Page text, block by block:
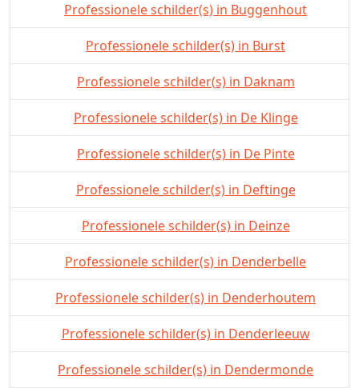
Professionele schilder(s) in Buggenhout
Professionele schilder(s) in Burst
Professionele schilder(s) in Daknam
Professionele schilder(s) in De Klinge
Professionele schilder(s) in De Pinte
Professionele schilder(s) in Deftinge
Professionele schilder(s) in Deinze
Professionele schilder(s) in Denderbelle
Professionele schilder(s) in Denderhoutem
Professionele schilder(s) in Denderleeuw
Professionele schilder(s) in Dendermonde